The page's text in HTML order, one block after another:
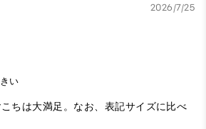
2026/7/25
い
ちは大満足。なお、表記サイズに比べ